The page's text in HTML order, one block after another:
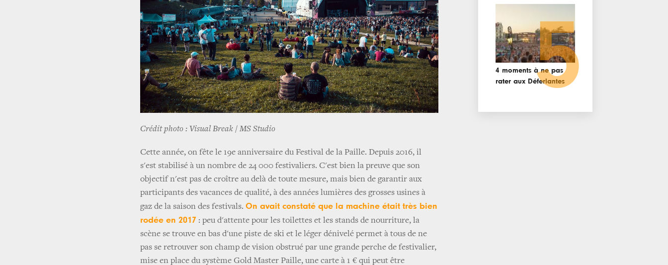
Crédit photo : Visual Break / MS Studio
Cette année, on fête le 19e anniversaire du Festival de la Paille. Depuis 2016, il
s'est stabilisé à un nombre de 24 000 festivaliers. C'est bien la preuve que son
objectif n'est pas de croître au delà de toute mesure, mais bien de garantir aux
participants des vacances de qualité, à des années lumières des grosses usines à
gaz de la saison des festivals. On avait constaté que la machine était très bien
rodée en 2017 : peu d'attente pour les toilettes et les stands de nourriture, la
scène se trouve en bas d'une piste de ski et le léger dénivelé permet à tous de ne
pas se retrouver son champ de vision obstrué par une grande perche de festivalier,
mise en place du système Gold Master Paille, une carte à 1 € qui peut être
4 moments à ne pas
rater aux Déferlantes
5